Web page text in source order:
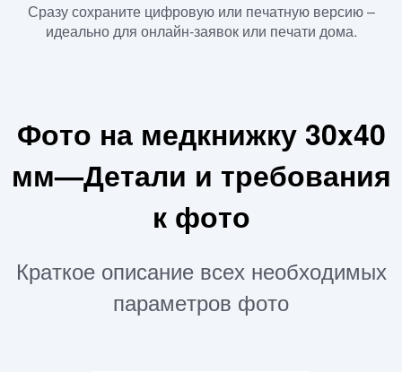
Сразу сохраните цифровую или печатную версию –
идеально для онлайн-заявок или печати дома.
Фото на медкнижку 30x40
мм—Детали и требования
к фото
Краткое описание всех необходимых
параметров фото